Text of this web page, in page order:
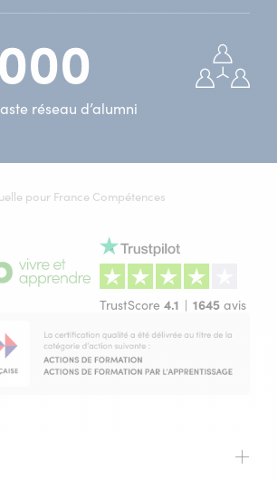
réseau d’alumni
pour France Compétences
TrustScore 4.1 1645 avis